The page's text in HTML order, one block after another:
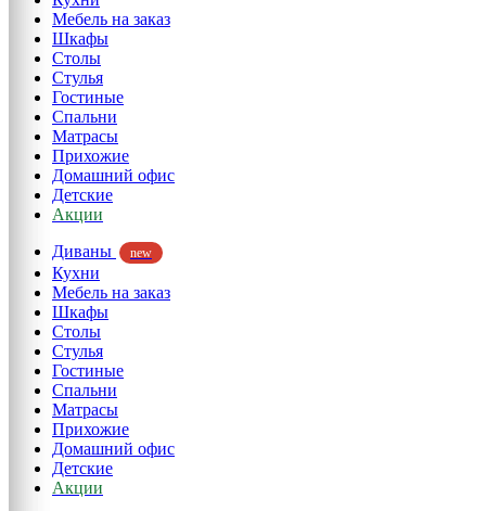
Мебель на заказ
Шкафы
Столы
Стулья
Гостиные
Спальни
Матрасы
Прихожие
Домашний офис
Детские
Акции
Диваны
new
Кухни
Мебель на заказ
Шкафы
Столы
Стулья
Гостиные
Спальни
Матрасы
Прихожие
Домашний офис
Детские
Акции